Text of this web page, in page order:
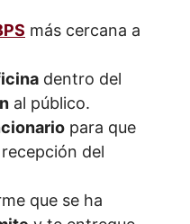
más cercana a
dentro del
al público.
para que
del
que se ha